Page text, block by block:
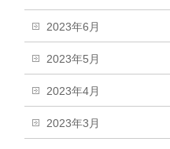
2023年6月
2023年5月
2023年4月
2023年3月